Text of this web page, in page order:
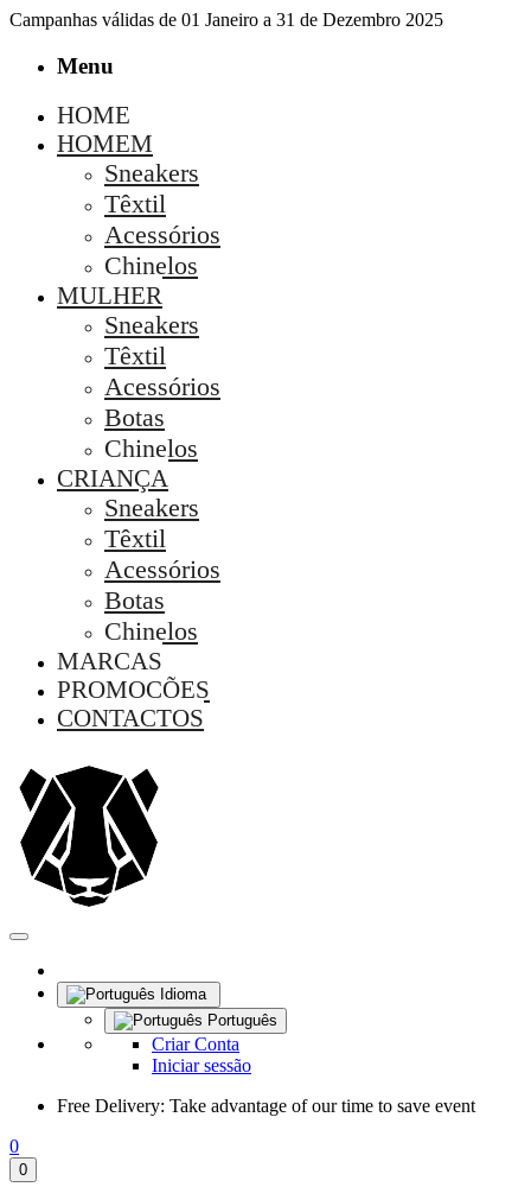
Campanhas válidas de 01 Janeiro a 31 de Dezembro 2025
Menu
HOME
HOMEM
Sneakers
Têxtil
Acessórios
Chinelos
MULHER
Sneakers
Têxtil
Acessórios
Botas
Chinelos
CRIANÇA
Sneakers
Têxtil
Acessórios
Botas
Chinelos
MARCAS
PROMOÇÕES
CONTACTOS
Idioma
Português
Criar Conta
Iniciar sessão
Free Delivery: Take advantage of our time to save event
0
0